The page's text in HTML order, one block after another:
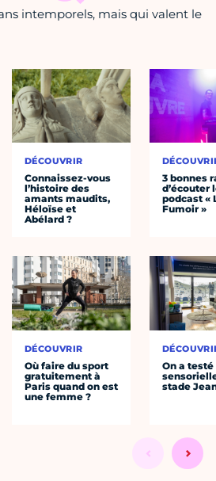
intemporels, mais qui valent le
DÉCOUVRIR
Connaissez-vous
l’histoire des
amants maudits,
Héloïse et
Abélard ?
DÉCOUVRIR
Où faire du sport
gratuitement à
Paris quand on est
une femme ?
3 bonnes
d’écouter
podcast «
Fumoir »
On a
stade